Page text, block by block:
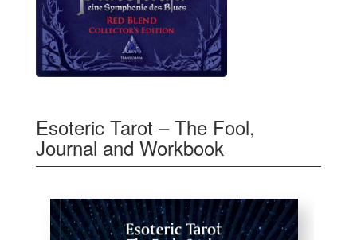
Esoteric Tarot – The Fool,
Journal and Workbook